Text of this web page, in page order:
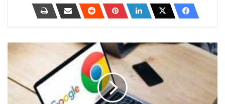
كيفية
منع
من
طلب